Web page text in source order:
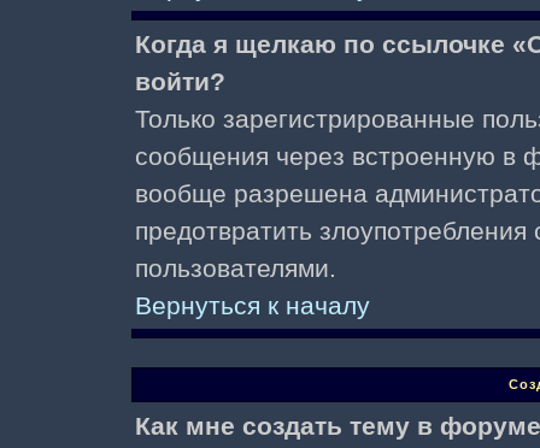
Когда я щелкаю по ссылочке
войти?
Только зарегистрированные
сообщения через встроенную в
вообще разрешена
предотвратить
пользователями.
Вернуться к началу
Как мне создать тему в